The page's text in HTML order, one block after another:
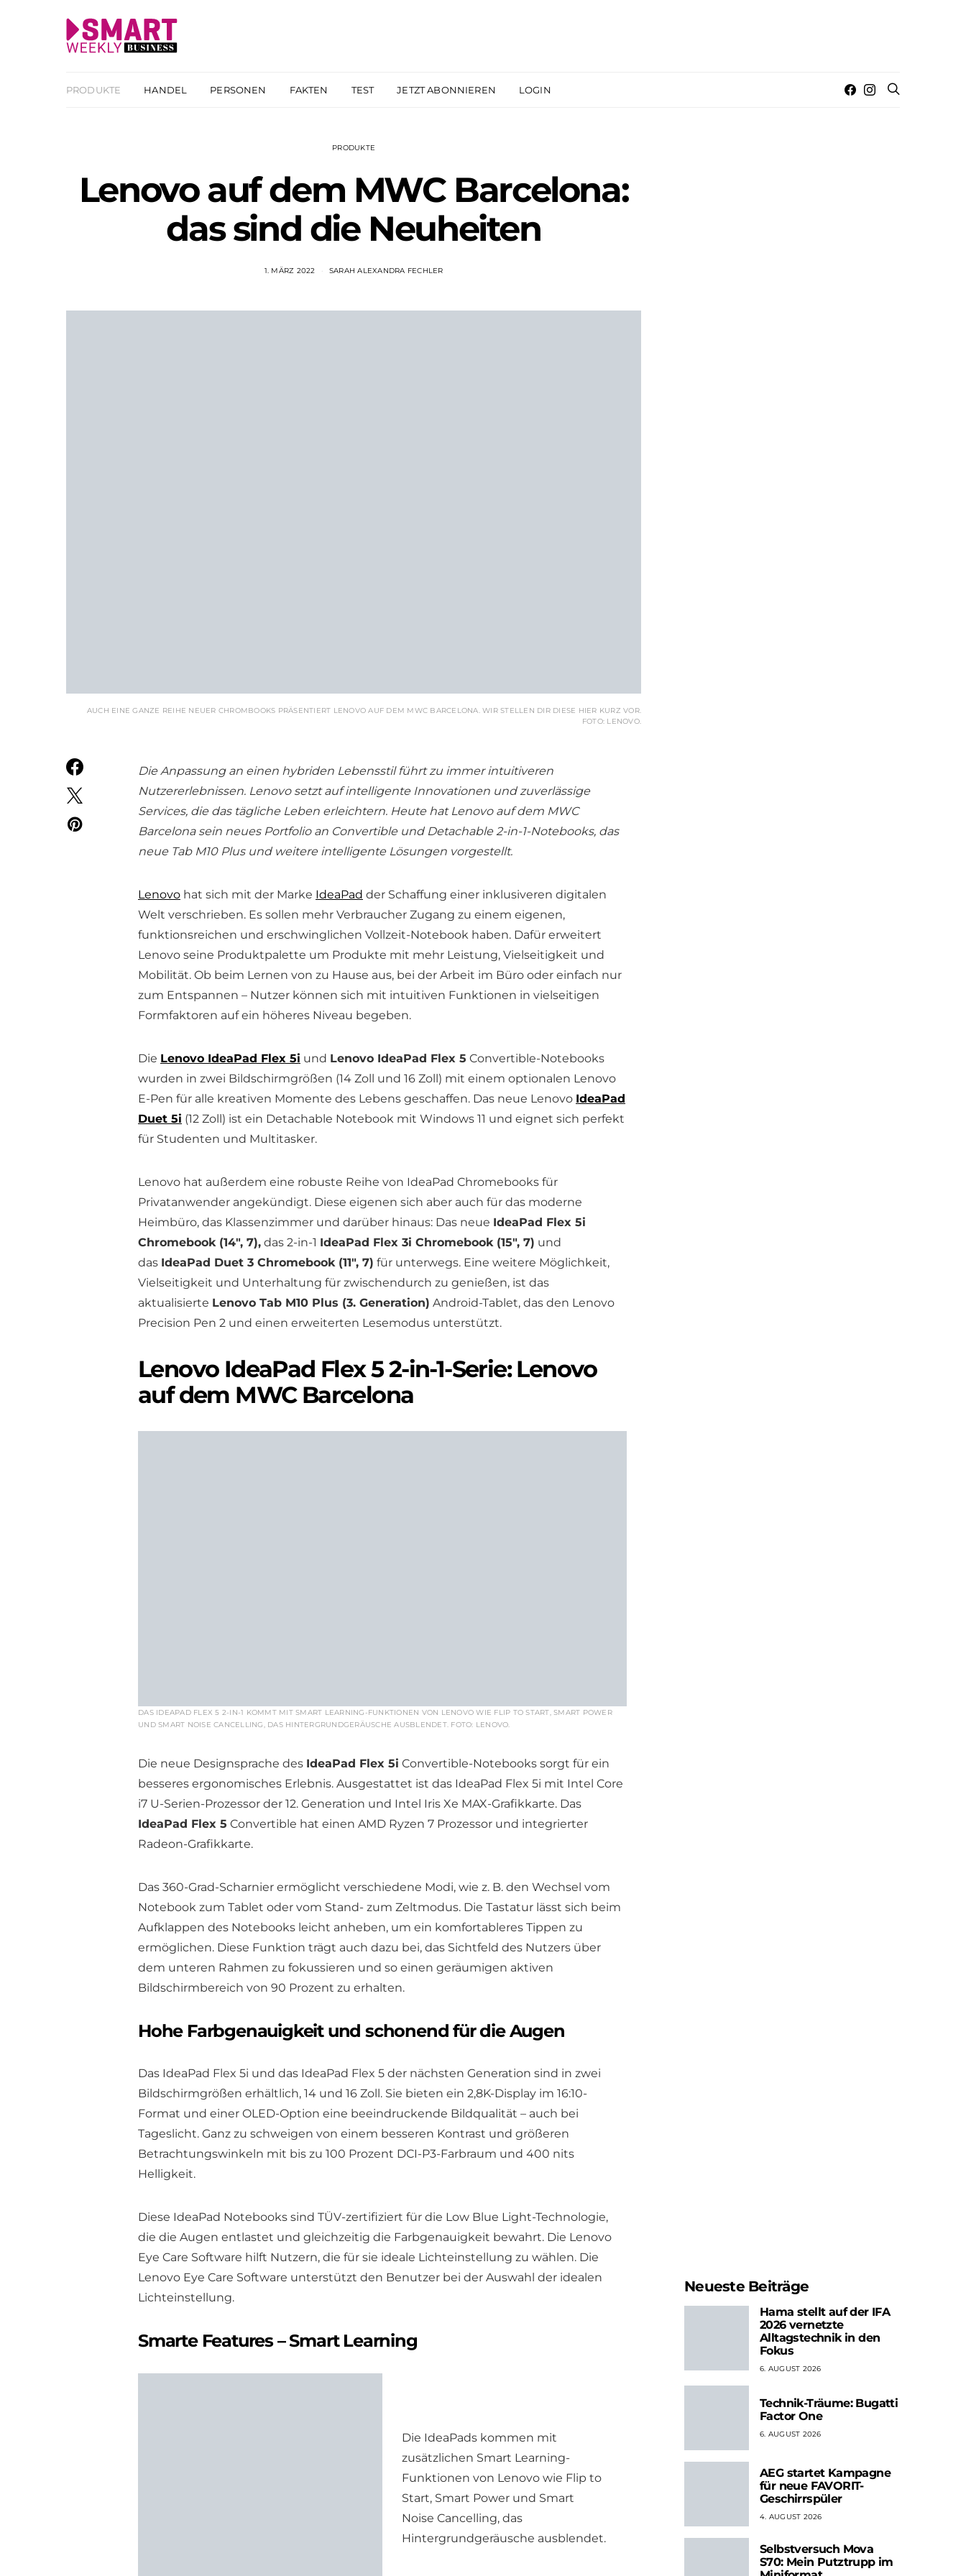
PRODUKTE HANDEL PERSONEN FAKTEN TEST JETZT ABONNIEREN LOGIN
PRODUKTE
Lenovo auf dem MWC Barcelona:
das sind die Neuheiten
1. MÄRZ 2022 SARAH ALEXANDRA FECHLER
AUCH EINE GANZE REIHE NEUER CHROMBOOKS PRÄSENTIERT LENOVO AUF DEM MWC BARCELONA. WIR STELLEN DIR DIESE HIER KURZ VOR.
FOTO: LENOVO.
Die Anpassung an einen hybriden Lebensstil führt zu immer intuitiveren
Nutzererlebnissen. Lenovo setzt auf intelligente Innovationen und zuverlässige
Services, die das tägliche Leben erleichtern. Heute hat Lenovo auf dem MWC
Barcelona sein neues Portfolio an Convertible und Detachable 2-in-1-Notebooks, das
neue Tab M10 Plus und weitere intelligente Lösungen vorgestellt.
Lenovo hat sich mit der Marke IdeaPad der Schaffung einer inklusiveren digitalen
Welt verschrieben. Es sollen mehr Verbraucher Zugang zu einem eigenen,
funktionsreichen und erschwinglichen Vollzeit-Notebook haben. Dafür erweitert
Lenovo seine Produktpalette um Produkte mit mehr Leistung, Vielseitigkeit und
Mobilität. Ob beim Lernen von zu Hause aus, bei der Arbeit im Büro oder einfach nur
zum Entspannen – Nutzer können sich mit intuitiven Funktionen in vielseitigen
Formfaktoren auf ein höheres Niveau begeben.
Die Lenovo IdeaPad Flex 5i und Lenovo IdeaPad Flex 5 Convertible-Notebooks
wurden in zwei Bildschirmgrößen (14 Zoll und 16 Zoll) mit einem optionalen Lenovo
E-Pen für alle kreativen Momente des Lebens geschaffen. Das neue Lenovo IdeaPad
Duet 5i (12 Zoll) ist ein Detachable Notebook mit Windows 11 und eignet sich perfekt
für Studenten und Multitasker.
Lenovo hat außerdem eine robuste Reihe von IdeaPad Chromebooks für
Privatanwender angekündigt. Diese eigenen sich aber auch für das moderne
Heimbüro, das Klassenzimmer und darüber hinaus: Das neue IdeaPad Flex 5i
Chromebook (14″, 7), das 2-in-1 IdeaPad Flex 3i Chromebook (15″, 7) und
das IdeaPad Duet 3 Chromebook (11″, 7) für unterwegs. Eine weitere Möglichkeit,
Vielseitigkeit und Unterhaltung für zwischendurch zu genießen, ist das
aktualisierte Lenovo Tab M10 Plus (3. Generation) Android-Tablet, das den Lenovo
Precision Pen 2 und einen erweiterten Lesemodus unterstützt.
Lenovo IdeaPad Flex 5 2-in-1-Serie: Lenovo
auf dem MWC Barcelona
DAS IDEAPAD FLEX 5 2-IN-1 KOMMT MIT SMART LEARNING-FUNKTIONEN VON LENOVO WIE FLIP TO START, SMART POWER
UND SMART NOISE CANCELLING, DAS HINTERGRUNDGERÄUSCHE AUSBLENDET. FOTO: LENOVO.
Die neue Designsprache des IdeaPad Flex 5i Convertible-Notebooks sorgt für ein
besseres ergonomisches Erlebnis. Ausgestattet ist das IdeaPad Flex 5i mit Intel Core
i7 U-Serien-Prozessor der 12. Generation und Intel Iris Xe MAX-Grafikkarte. Das
IdeaPad Flex 5 Convertible hat einen AMD Ryzen 7 Prozessor und integrierter
Radeon-Grafikkarte.
Das 360-Grad-Scharnier ermöglicht verschiedene Modi, wie z. B. den Wechsel vom
Notebook zum Tablet oder vom Stand- zum Zeltmodus. Die Tastatur lässt sich beim
Aufklappen des Notebooks leicht anheben, um ein komfortableres Tippen zu
ermöglichen. Diese Funktion trägt auch dazu bei, das Sichtfeld des Nutzers über
dem unteren Rahmen zu fokussieren und so einen geräumigen aktiven
Bildschirmbereich von 90 Prozent zu erhalten.
Hohe Farbgenauigkeit und schonend für die Augen
Das IdeaPad Flex 5i und das IdeaPad Flex 5 der nächsten Generation sind in zwei
Bildschirmgrößen erhältlich, 14 und 16 Zoll. Sie bieten ein 2,8K-Display im 16:10-
Format und einer OLED-Option eine beeindruckende Bildqualität – auch bei
Tageslicht. Ganz zu schweigen von einem besseren Kontrast und größeren
Betrachtungswinkeln mit bis zu 100 Prozent DCI-P3-Farbraum und 400 nits
Helligkeit.
Diese IdeaPad Notebooks sind TÜV-zertifiziert für die Low Blue Light-Technologie,
die die Augen entlastet und gleichzeitig die Farbgenauigkeit bewahrt. Die Lenovo
Eye Care Software hilft Nutzern, die für sie ideale Lichteinstellung zu wählen. Die
Lenovo Eye Care Software unterstützt den Benutzer bei der Auswahl der idealen
Lichteinstellung.
Smarte Features – Smart Learning
Die IdeaPads kommen mit
zusätzlichen Smart Learning-
Funktionen von Lenovo wie Flip to
Start, Smart Power und Smart
Noise Cancelling, das
Hintergrundgeräusche ausblendet.
Neueste Beiträge
Hama stellt auf der IFA
2026 vernetzte
Alltagstechnik in den
Fokus
6. AUGUST 2026
Technik-Träume: Bugatti
Factor One
6. AUGUST 2026
AEG startet Kampagne
für neue FAVORIT-
Geschirrspüler
4. AUGUST 2026
Selbstversuch Mova
S70: Mein Putztrupp im